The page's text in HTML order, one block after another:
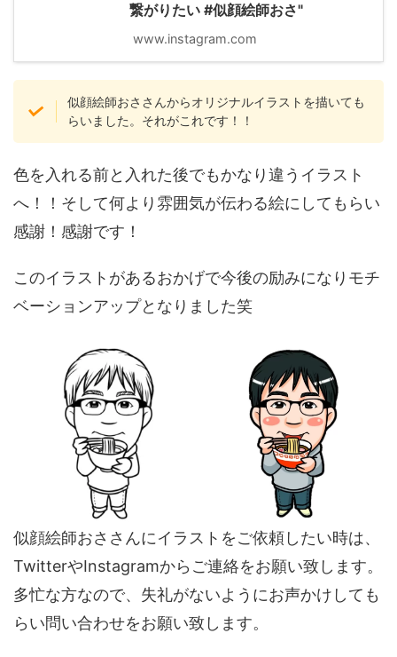
繋がりたい #似顔絵師おさ"
www.instagram.com
似顔絵師おささんからオリジナルイラストを描いても
らいました。それがこれです！！
色を入れる前と入れた後でもかなり違うイラスト
へ！！そして何より雰囲気が伝わる絵にしてもらい
感謝！感謝です！
このイラストがあるおかげで今後の励みになりモチ
ベーションアップとなりました笑
似顔絵師おささんにイラストをご依頼したい時は、
TwitterやInstagramからご連絡をお願い致します。
多忙な方なので、失礼がないようにお声かけしても
らい問い合わせをお願い致します。